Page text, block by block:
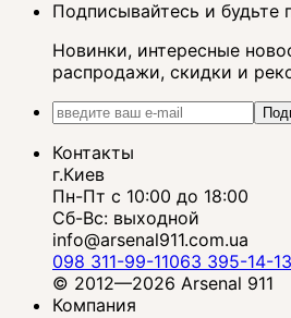
Подписывайтесь и будьте
Новинки, интересные
распродажи, скидки и
Контакты
г.Киев
Пн-Пт с 10:00 до 18:00
Сб-Вс: выходной
info@arsenal911.com.ua
098 311-99-11063 395-14-13
© 2012—2026 Arsenal 911
Компания